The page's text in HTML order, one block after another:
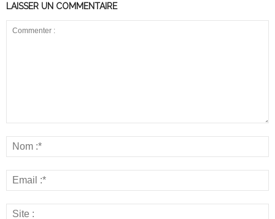
LAISSER UN COMMENTAIRE